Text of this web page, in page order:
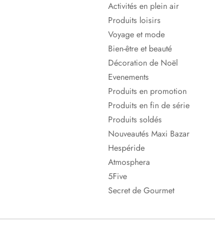
Activités en plein air
Produits loisirs
Voyage et mode
Bien-être et beauté
Décoration de Noël
Evenements
Produits en promotion
Produits en fin de série
Produits soldés
Nouveautés Maxi Bazar
Hespéride
Atmosphera
5Five
Secret de Gourmet